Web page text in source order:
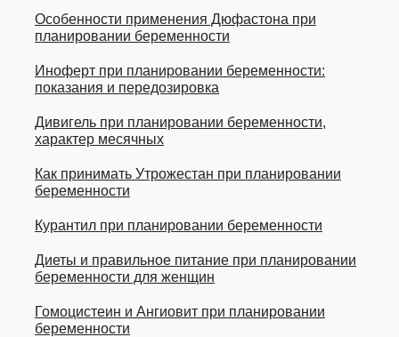
Особенности применения Дюфастона при
планировании беременности
Иноферт при планировании беременности:
показания и передозировка
Дивигель при планировании беременности,
характер месячных
Как принимать Утрожестан при планировании
беременности
Курантил при планировании беременности
Диеты и правильное питание при планировании
беременности для женщин
Гомоцистеин и Ангиовит при планировании
беременности